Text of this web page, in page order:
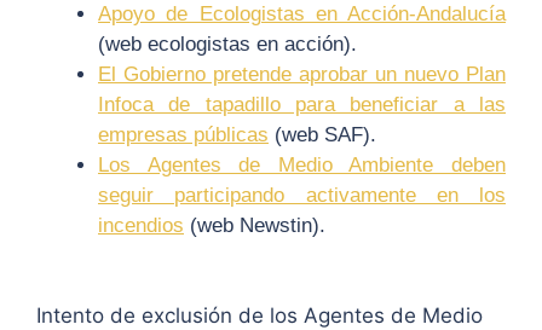
Apoyo de Ecologistas en Acción-Andalucía
(web ecologistas en acción).
El Gobierno pretende aprobar un nuevo Plan
Infoca de tapadillo para beneficiar a las
empresas públicas (web SAF).
Los Agentes de Medio Ambiente deben
seguir participando activamente en los
incendios (web Newstin).
Intento de exclusión de los Agentes de Medio